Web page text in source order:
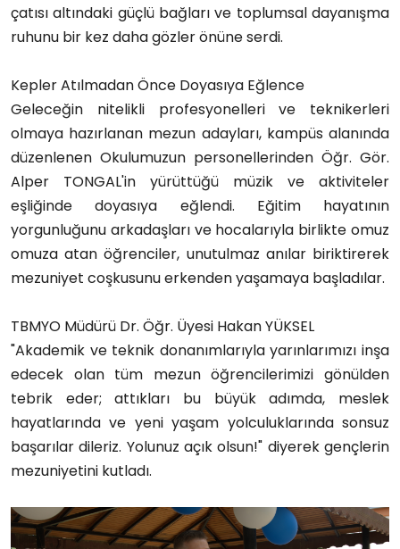
çatısı altındaki güçlü bağları ve toplumsal dayanışma
ruhunu bir kez daha gözler önüne serdi.
Kepler Atılmadan Önce Doyasıya Eğlence
Geleceğin nitelikli profesyonelleri ve teknikerleri
olmaya hazırlanan mezun adayları, kampüs alanında
düzenlenen Okulumuzun personellerinden Öğr. Gör.
Alper TONGAL'in yürüttüğü müzik ve aktiviteler
eşliğinde doyasıya eğlendi. Eğitim hayatının
yorgunluğunu arkadaşları ve hocalarıyla birlikte omuz
omuza atan öğrenciler, unutulmaz anılar biriktirerek
mezuniyet coşkusunu erkenden yaşamaya başladılar.
TBMYO Müdürü Dr. Öğr. Üyesi Hakan YÜKSEL
"Akademik ve teknik donanımlarıyla yarınlarımızı inşa
edecek olan tüm mezun öğrencilerimizi gönülden
tebrik eder; attıkları bu büyük adımda, meslek
hayatlarında ve yeni yaşam yolculuklarında sonsuz
başarılar dileriz. Yolunuz açık olsun!" diyerek gençlerin
mezuniyetini kutladı.